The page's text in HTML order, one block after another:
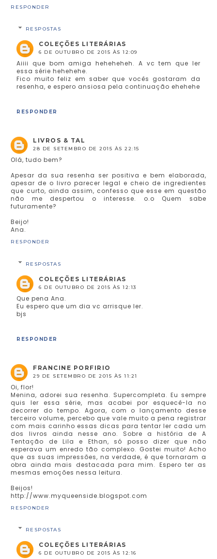
RESPONDER
RESPOSTAS
COLEÇÕES LITERÁRIAS
6 DE OUTUBRO DE 2015 ÀS 12:09
Aiiii que bom amiga heheheheh. A vc tem que ler
essa série hehehehe.
Fico muito feliz em saber que vocês gostaram da
resenha, e espero ansiosa pela continuação ehehehe
RESPONDER
LIVROS & TAL
28 DE SETEMBRO DE 2015 ÀS 22:15
Olá, tudo bem?
Apesar da sua resenha ser positiva e bem elaborada,
apesar de o livro parecer legal e cheio de ingredientes
que curto, ainda assim, confesso que esse em questão
não me despertou o interesse. o.o Quem sabe
futuramente?
Beijo!
Ana.
RESPONDER
RESPOSTAS
COLEÇÕES LITERÁRIAS
6 DE OUTUBRO DE 2015 ÀS 12:13
Que pena Ana.
Eu espero que um dia vc arrisque ler.
bjs
RESPONDER
FRANCINE PORFIRIO
29 DE SETEMBRO DE 2015 ÀS 11:21
Oi, flor!
Menina, adorei sua resenha. Supercompleta. Eu sempre
quis ler essa série, mas acabei por esquecê-la no
decorrer do tempo. Agora, com o lançamento desse
terceiro volume, percebo que vale muito a pena registrar
com mais carinho essas dicas para tentar ler cada um
dos livros ainda nesse ano. Sobre a história de A
Tentação de Lila e Ethan, só posso dizer que não
esperava um enredo tão complexo. Gostei muito! Acho
que as suas impressões, na verdade, é que tornaram a
obra ainda mais destacada para mim. Espero ter as
mesmas emoções nessa leitura.
Beijos!
http://www.myqueenside.blogspot.com
RESPONDER
RESPOSTAS
COLEÇÕES LITERÁRIAS
6 DE OUTUBRO DE 2015 ÀS 12:16